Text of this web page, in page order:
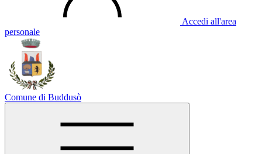
Accedi all'area
personale
Comune di Buddusò